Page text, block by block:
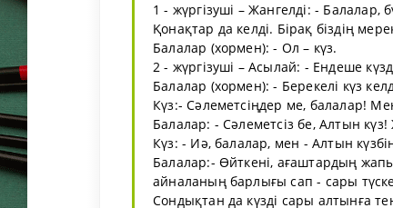
1 - жүргізуші – Жангелді: -
Қонақтар да келді. Бірақ біздің
Балалар (хормен): - Ол – күз.
2 - жүргізуші – Асылай: - Ендеше
Балалар (хормен): - Берекелі күз
Күз:- Сәлеметсіңдер ме, балалар!
Балалар: - Сәлеметсіз бе, Алтын
Күз: - Иә, балалар, мен - Алтын
Балалар:- Өйткені, ағаштардың
айналаның барлығы сап - сары
Сондықтан да күзді сары алтынға